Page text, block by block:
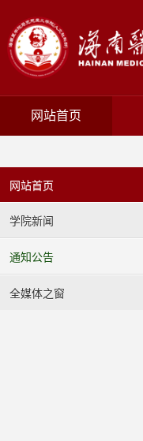
网站首页
网站首页
学院新闻
通知公告
全媒体之窗